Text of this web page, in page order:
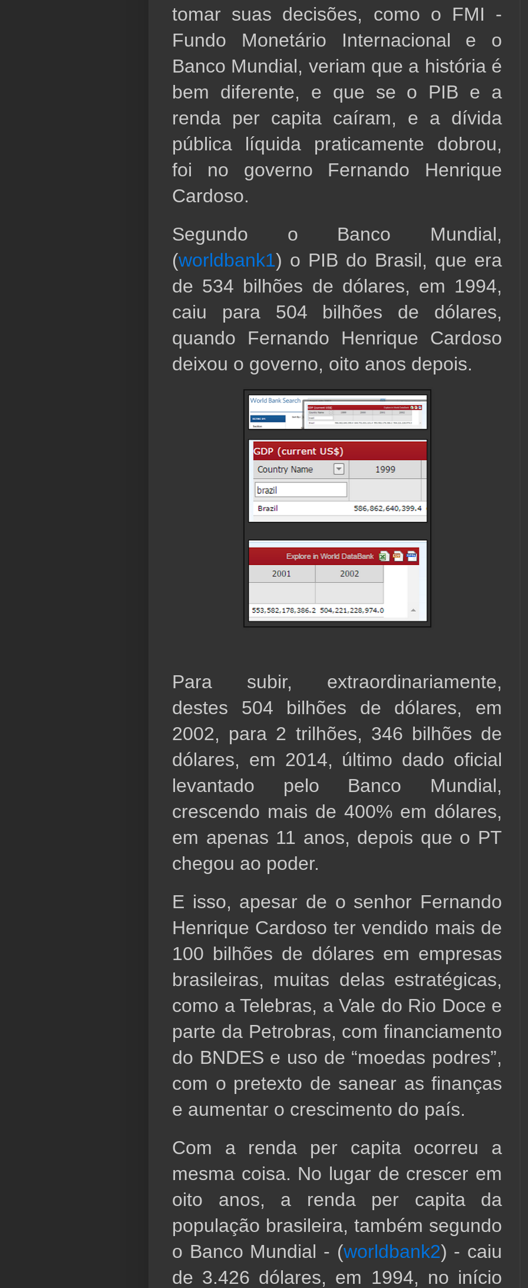
tomar suas decisões, como o FMI -
Fundo Monetário Internacional e o
Banco Mundial, veriam que a história é
bem diferente, e que se o PIB e a
renda per capita caíram, e a dívida
pública líquida praticamente dobrou,
foi no governo Fernando Henrique
Cardoso.
Segundo o Banco Mundial,
(worldbank1) o PIB do Brasil, que era
de 534 bilhões de dólares, em 1994,
caiu para 504 bilhões de dólares,
quando Fernando Henrique Cardoso
deixou o governo, oito anos depois.
Para subir, extraordinariamente,
destes 504 bilhões de dólares, em
2002, para 2 trilhões, 346 bilhões de
dólares, em 2014, último dado oficial
levantado pelo Banco Mundial,
crescendo mais de 400% em dólares,
em apenas 11 anos, depois que o PT
chegou ao poder.
E isso, apesar de o senhor Fernando
Henrique Cardoso ter vendido mais de
100 bilhões de dólares em empresas
brasileiras, muitas delas estratégicas,
como a Telebras, a Vale do Rio Doce e
parte da Petrobras, com financiamento
do BNDES e uso de “moedas podres”,
com o pretexto de sanear as finanças
e aumentar o crescimento do país.
Com a renda per capita ocorreu a
mesma coisa. No lugar de crescer em
oito anos, a renda per capita da
população brasileira, também segundo
o Banco Mundial - (worldbank2) - caiu
de 3.426 dólares, em 1994, no início